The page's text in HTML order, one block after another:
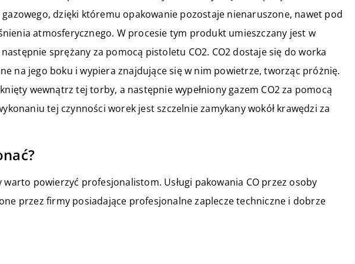
dzięki któremu opakowanie pozostaje nienaruszone, nawet pod
atmosferycznego. W procesie tym produkt umieszczany jest w
sprężany za pomocą pistoletu CO2. CO2 dostaje się do worka
na jego boku i wypiera znajdujące się w nim powietrze, tworząc próżnię.
wewnątrz tej torby, a następnie wypełniony gazem CO2 za pomocą
tej czynności worek jest szczelnie zamykany wokół krawędzi za
powierzyć profesjonalistom. Usługi pakowania CO przez osoby
przez firmy posiadające profesjonalne zaplecze techniczne i dobrze